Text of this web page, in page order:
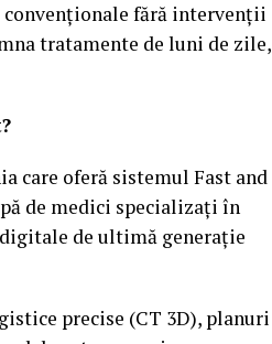
fără intervenții
tratamente de luni de zile,
care oferă sistemul Fast and
de medici specializați în
de ultimă generație
precise (CT 3D), planuri